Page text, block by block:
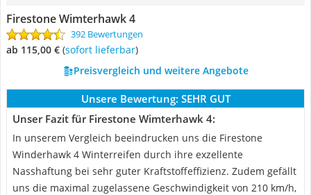
Firestone Wimterhawk 4
392 Bewertungen
ab 115,00 € ( Sofort lieferbar)
Preisvergleich und weitere Angebote
Unsere Bewertung: SEHR GUT
Unser Fazit für Firestone Wimterhawk 4:
In unserem Vergleich beeindrucken uns die Firestone
Winderhawk 4 Winterreifen durch ihre exzellente
Nasshaftung bei sehr guter Kraftstoffeffizienz. Zudem gefällt
uns die maximal zugelassene Geschwindigkeit von 210 km/h,